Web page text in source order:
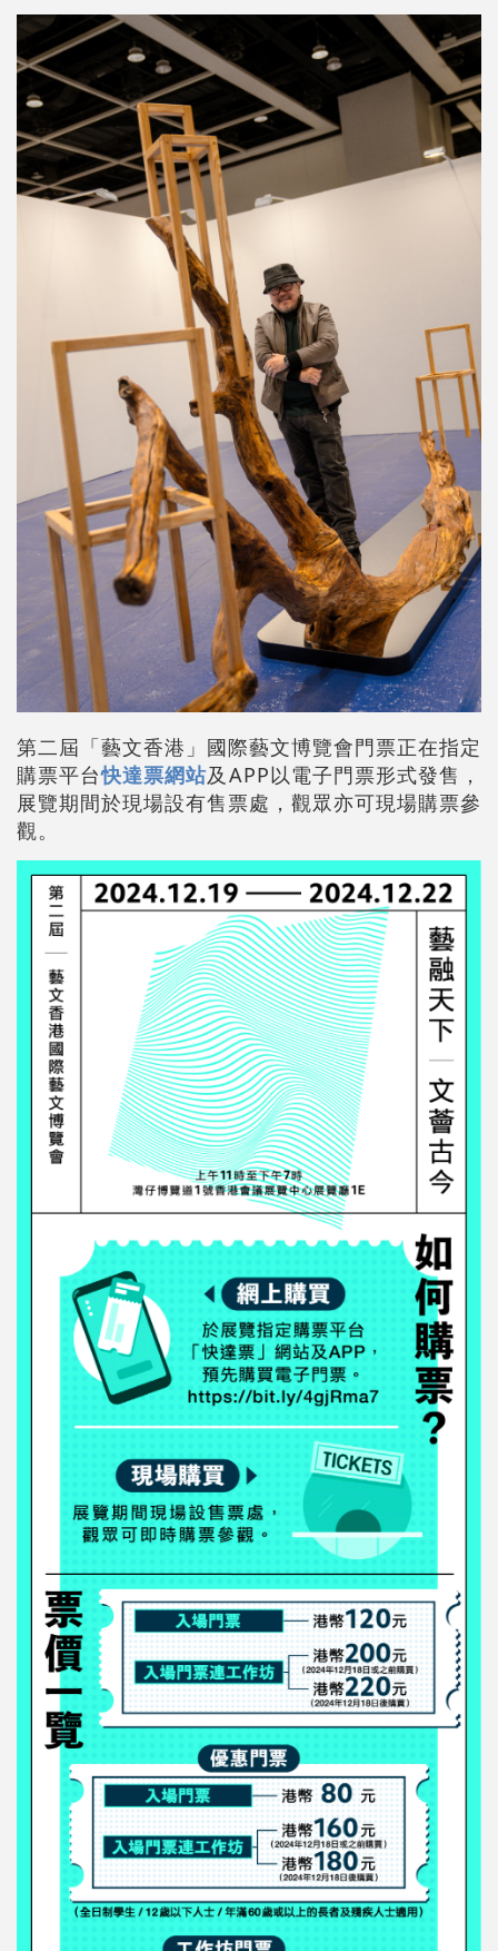
第二屆「藝文香港」國際藝文博覽會門票正在指定
購票平台快達票網站及APP以電子門票形式發售，
展覽期間於現場設有售票處，觀眾亦可現場購票參
觀。